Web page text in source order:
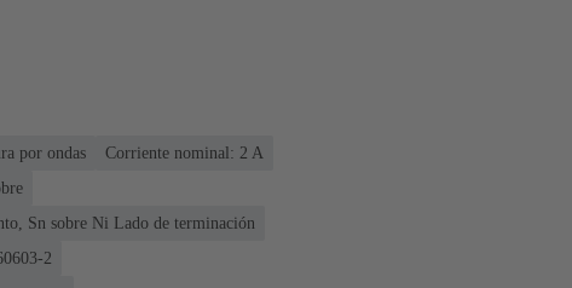
por ondas
Corriente nominal: ‌2 A
Sn sobre Ni Lado de terminación
2